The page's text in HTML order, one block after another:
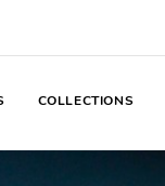
COLLECTIONS